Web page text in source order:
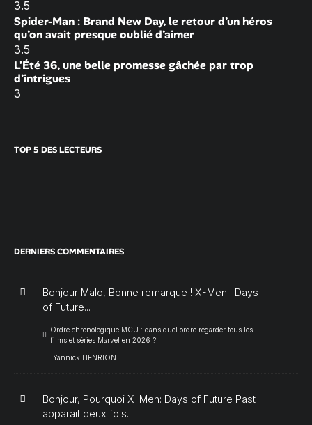
3.5
Spider-Man : Brand New Day, le retour d’un héros
qu’on avait presque oublié d’aimer
3.5
L’Été 36, une belle promesse gâchée par trop
d’intrigues
3
TOP 5 DES LECTEURS
DERNIERS COMMENTAIRES
Bonjour Malo, Bonne remarque ! X-Men : Days
of Future...
Ordre chronologique MCU : dans quel ordre regarder tous les
films et séries Marvel en 2026 ?
Yannick HENRION
Bonjour, Pourquoi X-Men: Days of Future Past
apparait deux fois...